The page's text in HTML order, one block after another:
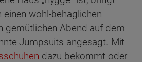
wohl-behaglichen
gemütlichen Abend auf dem
Jumpsuits angesagt. Mit
dazu bekommt oder